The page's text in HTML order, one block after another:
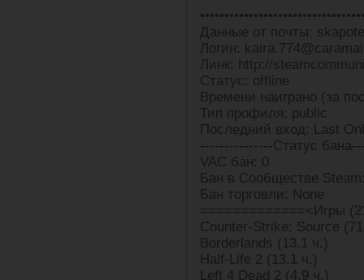
Данные от почты:
Логин:
Линк: http://
Статус: offline
Времени наиграно (за
Тип профиля: public
Последний вход: Last
---------------Статус
VAC бан: 0
Бан в Сообществе
Бан торговли: None
=============<Игры
Counter-Strike: Source
Borderlands (13.1 ч.)
Half-Life 2 (13.1 ч.)
Left 4 Dead 2 (4.9 ч.)